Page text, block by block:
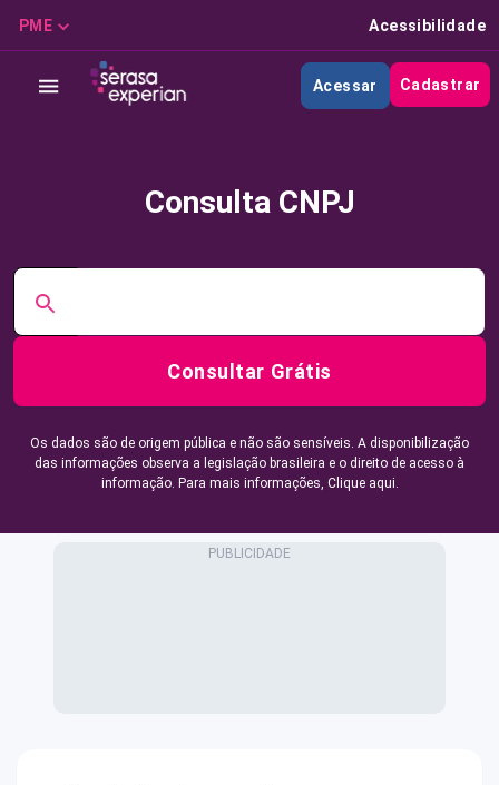
PME Acessibilidade
Acessar Cadastrar
Consulta CNPJ
Consultar Grátis
Os dados são de origem pública e não são sensíveis. A disponibilização
das informações observa a legislação brasileira e o direito de acesso à
informação. Para mais informações, Clique aqui.